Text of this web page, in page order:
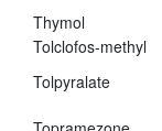
Thymol
Tolclofos-methyl
Tolpyralate